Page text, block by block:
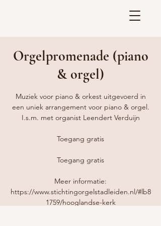
Orgelpromenade (piano
& orgel)
Muziek voor piano & orkest uitgevoerd in
een uniek arrangement voor piano & orgel.
I.s.m. met organist Leendert Verduijn
Toegang gratis
Toegang gratis
Meer informatie:
https://www.stichtingorgelstadleiden.nl/#lb8
1759/hooglandse-kerk